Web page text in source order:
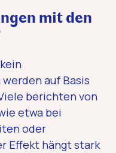
mit den
auf Basis
berichten von
etwa bei
oder
Effekt hängt stark